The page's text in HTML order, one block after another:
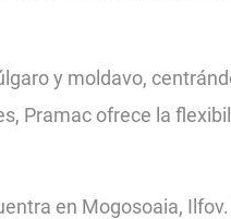
y moldavo,
Pramac ofrece la
en Mogosoaia,